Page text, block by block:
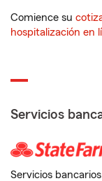
Comience su
hospitalización en
Servicios
Servicios